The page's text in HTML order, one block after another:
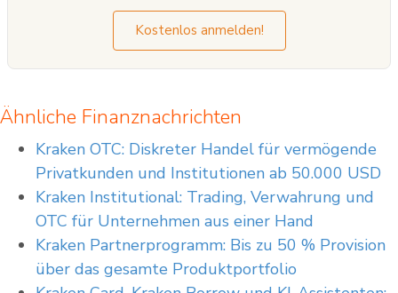
Kostenlos anmelden!
Ähnliche Finanznachrichten
Kraken OTC: Diskreter Handel für vermögende
Privatkunden und Institutionen ab 50.000 USD
Kraken Institutional: Trading, Verwahrung und
OTC für Unternehmen aus einer Hand
Kraken Partnerprogramm: Bis zu 50 % Provision
über das gesamte Produktportfolio